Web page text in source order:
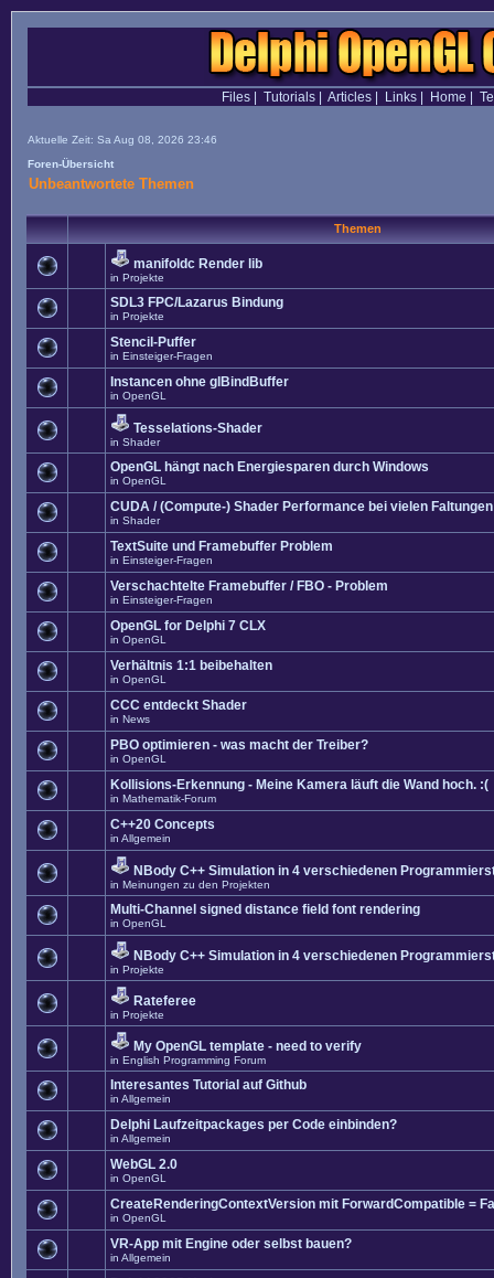
Files| Tutorials| Articles| Links| Home
Aktuelle Zeit: Sa Aug 08, 2026 23:46
Foren-Übersicht
Unbeantwortete Themen
Themen
manifoldc Render lib
in Projekte
SDL3 FPC/Lazarus Bindung
in Projekte
Stencil-Puffer
in Einsteiger-Fragen
Instancen ohne glBindBuffer
in OpenGL
Tesselations-Shader
in Shader
OpenGL hängt nach Energiesparen durch Windows
in OpenGL
CUDA / (Compute-) Shader Performance bei vielen Faltungen
in Shader
TextSuite und Framebuffer Problem
in Einsteiger-Fragen
Verschachtelte Framebuffer / FBO - Problem
in Einsteiger-Fragen
OpenGL for Delphi 7 CLX
in OpenGL
Verhältnis 1:1 beibehalten
in OpenGL
CCC entdeckt Shader
in News
PBO optimieren - was macht der Treiber?
in OpenGL
Kollisions-Erkennung - Meine Kamera läuft die Wand hoch. :(
in Mathematik-Forum
C++20 Concepts
in Allgemein
NBody C++ Simulation in 4 verschiedenen
in Meinungen zu den Projekten
Multi-Channel signed distance field font rendering
in OpenGL
NBody C++ Simulation in 4 verschiedenen
in Projekte
Rateferee
in Projekte
My OpenGL template - need to verify
in English Programming Forum
Interesantes Tutorial auf Github
in Allgemein
Delphi Laufzeitpackages per Code einbinden?
in Allgemein
WebGL 2.0
in OpenGL
CreateRenderingContextVersion mit ForwardCompatible =
in OpenGL
VR-App mit Engine oder selbst bauen?
in Allgemein